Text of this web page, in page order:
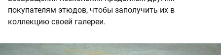
покупателям этюдов, чтобы заполучить их в
коллекцию своей галереи.